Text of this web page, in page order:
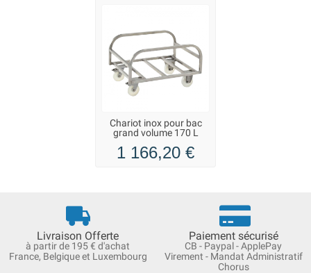
Chariot inox pour bac
grand volume 170 L
1 166,20 €
Livraison Offerte
à partir de 195 € d'achat
France, Belgique et Luxembourg
Paiement sécurisé
CB - Paypal - ApplePay
Virement - Mandat Administratif
Chorus